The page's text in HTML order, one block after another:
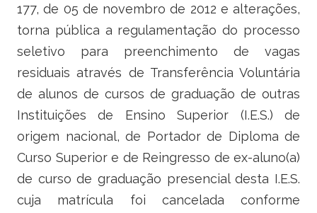
Ministério do Planejamento, Desenvolvimento e Gestão
Ministério do Meio Ambiente
Ministério do Esporte
Ministério do Turismo
Ministério da Integração Nacional
177, de 05 de novembro de 2012 e alterações,
torna pública a regulamentação do processo
seletivo para preenchimento de vagas
residuais através de Transferência Voluntária
de alunos de cursos de graduação de outras
Instituições de Ensino Superior (I.E.S.) de
origem nacional, de Portador de Diploma de
Curso Superior e de Reingresso de ex-aluno(a)
de curso de graduação presencial desta I.E.S.
cuja matrícula foi cancelada conforme